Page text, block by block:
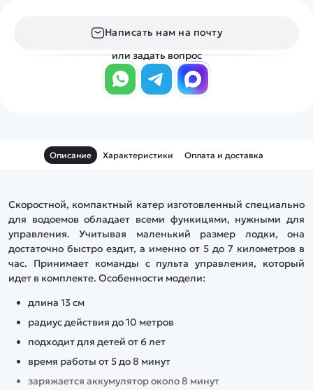
Написать нам на почту
или задать вопрос
Описание Характеристики Оплата и доставка
Скоростной, компактный катер изготовленный специально
для водоемов обладает всеми функицями, нужными для
управления. Учитывая маленький размер лодки, она
достаточно быстро ездит, а именно от 5 до 7 километров в
час. Принимает команды с пульта управления, который
идет в комплекте. Особенности модели:
длина 13 см
радиус действия до 10 метров
подходит для детей от 6 лет
время работы от 5 до 8 минут
заряжается аккумулятор около 8 минут